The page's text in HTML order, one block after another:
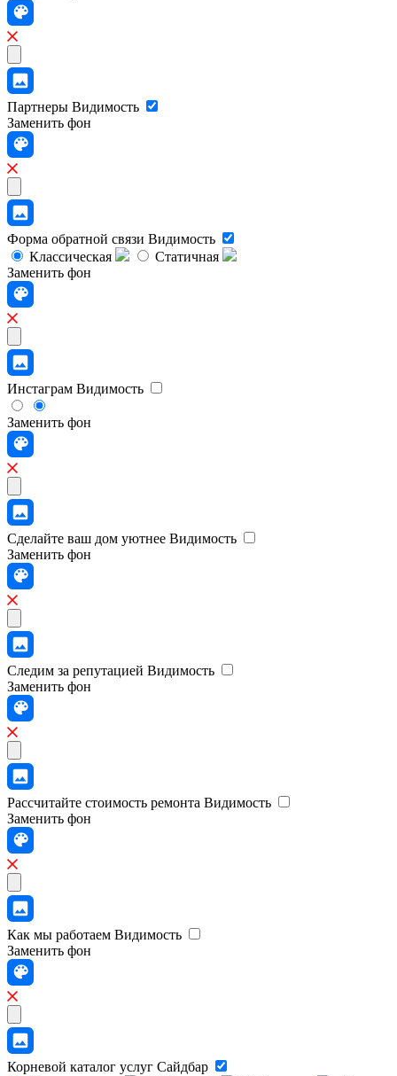
Партнеры Видимость
Заменить фон
Форма обратной связи Видимость
Классическая
Статичная
Заменить фон
Инстаграм Видимость
Заменить фон
Сделайте ваш дом уютнее Видимость
Заменить фон
Следим за репутацией Видимость
Заменить фон
Рассчитайте стоимость ремонта Видимость
Заменить фон
Как мы работаем Видимость
Заменить фон
Корневой каталог услуг Сайдбар